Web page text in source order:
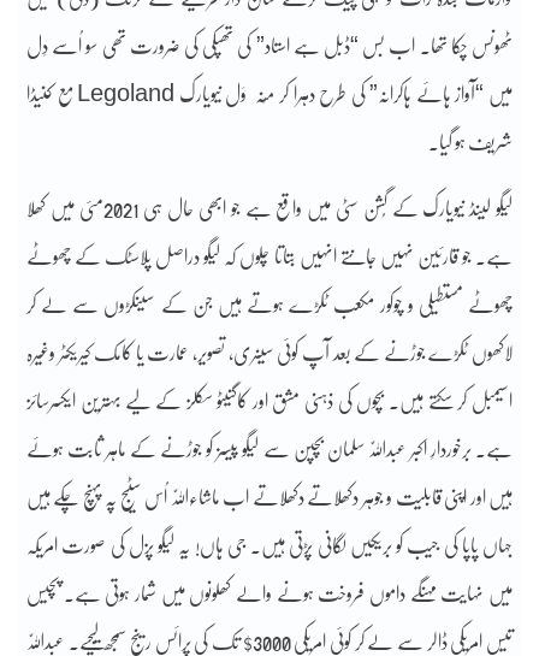
ٹھونس چکا تھا۔ اب بس “ڈبل ہے استاد” کی تھپکی کی ضرورت تھی سو اُسے دِل
میں “آواز ہائے ہاکرانہ” کی طرح دہرا کر مُنہ وَل نیویارک Legoland مع کنیڈا
شریف ہو گیا۔
لیگو لینڈ نیویارک کے گُشن سٹی میں واقع ہے جو ابھی حال ہی 2021مئی میں کھلا
ہے۔ جو قارئین نہیں جانتے انہیں بتاتا چلوں کہ لیگو دراصل پلاسٹک کے چھوٹے
چھوٹے مستطیلی و چوکور مکعب ٹکڑے ہوتے ہیں جن کے سینکڑوں سے لے کر
لاکھوں ٹکڑے جوڑنے کے بعد آپ کوئی سینری، تصویر، عمارت یا کامک کیریکٹر وغیرہ
اسیمبل کر سکتے ہیں۔ بچوں کی ذہنی مشق اور کاگنیٹو سکلز کے لیے بہترین ایکسرسائز
ہے۔ برخوردارِ اکبر عبداللّٰہ سلمان بچپن سے لیگو پیسز کو جوڑنے کے ماہر ثابت ہوئے
ہیں اور اپنی قابلیت و جوہر دکھلاتے دکھلاتے اب ماشاءاللّٰہ اُس سٹیج پہ پہنچ چکے ہیں
جہاں پاپا کی جیب کو بریکیں لگانی پڑتی ہیں۔ جی ہاں! یہ لیگو پزل کی صورت امریکہ
میں نہایت مہنگے داموں فروخت ہونے والے کھلونوں میں شمار ہوتی ہے۔ پچیس
تیس امریکی ڈالر سے لے کر کوئی امریکی 3000$ تک کی پرائس رینج سمجھ لیجیے۔ عبداللّٰہ